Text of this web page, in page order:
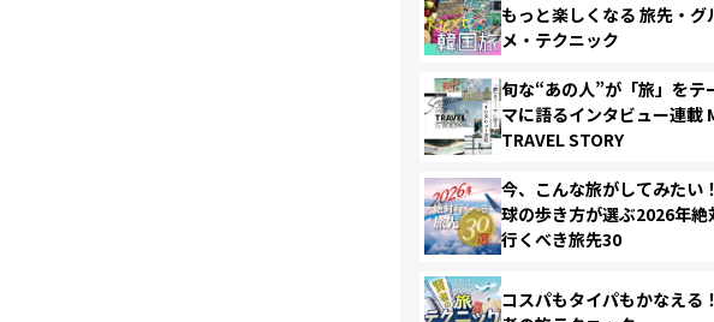
もっと楽しくなる 旅先・グ
メ・テクニック
旬な“あの人”が「旅」をテ
マに語るインタビュー連載
TRAVEL STORY
今、こんな旅がしてみたい
球の歩き方が選ぶ2026年絶
行くべき旅先30
コスパもタイパもかなえる